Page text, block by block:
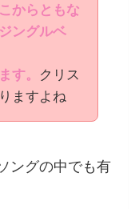
からともな
ングルベ
す。 クリス
ますよね
ングの中でも有